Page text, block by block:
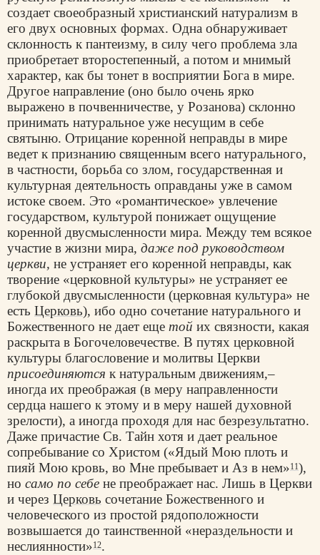
создает своеобразный христианский натурализм в
его двух основных формах. Одна обнаруживает
склонность к пантеизму, в силу чего проблема зла
приобретает второстепенный, а потом и мнимый
характер, как бы тонет в восприятии Бога в мире.
Другое направление (оно было очень ярко
выражено в почвенничестве, у Розанова) склонно
принимать натуральное уже несущим в себе
святыню. Отрицание коренной неправды в мире
ведет к признанию священным всего натурального,
в частности, борьба со злом, государственная и
культурная деятельность оправданы уже в самом
истоке своем. Это «романтическое» увлечение
государством, культурой понижает ощущение
коренной двусмысленности мира. Между тем всякое
участие в жизни мира, даже под руководством
церкви, не устраняет его коренной неправды, как
творение «церковной культуры» не устраняет ее
глубокой двусмысленности (церковная культура» не
есть Церковь), ибо одно сочетание натурального и
Божественного не дает еще той их связности, какая
раскрыта в Богочеловечестве. В путях церковной
культуры благословение и молитвы Церкви
присоединяются к натуральным движениям,–
иногда их преображая (в меру направленности
сердца нашего к этому и в меру нашей духовной
зрелости), а иногда проходя для нас безрезультатно.
Даже причастие Св. Тайн хотя и дает реальное
сопребывание со Христом («Ядый Мою плоть и
пияй Мою кровь, во Мне пребывает и Аз в нем»11),
но само по себе не преображает нас. Лишь в Церкви
и через Церковь сочетание Божественного и
человеческого из простой рядоположности
возвышается до таинственной «нераздельности и
неслиянности»12.